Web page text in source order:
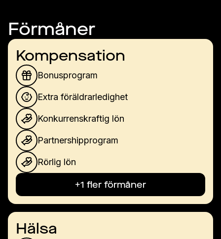
Förmåner
Kompensation
Bonusprogram
Extra föräldrarledighet
Konkurrenskraftig lön
Partnershipprogram
Rörlig lön
+1 fler förmåner
Hälsa